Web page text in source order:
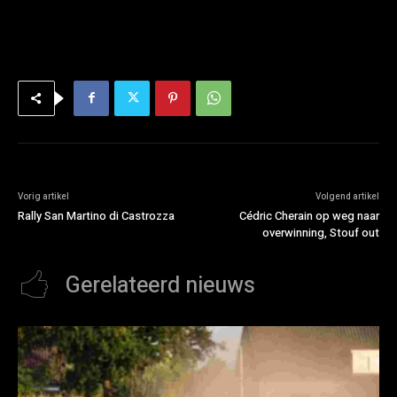
Vorig artikel
Rally San Martino di Castrozza
Volgend artikel
Cédric Cherain op weg naar
overwinning, Stouf out
Gerelateerd nieuws